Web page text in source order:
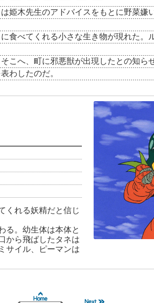
姫木先生のアドバイスをもとに野菜嫌
食べてくれる小さな生き物が現れた。
こへ、町に邪悪獣が出現したとの知ら
わしたのだ。
くれる妖精だと信じ
る。幼生体は本体と
から飛ばしたタネは
サイル、ピーマンは